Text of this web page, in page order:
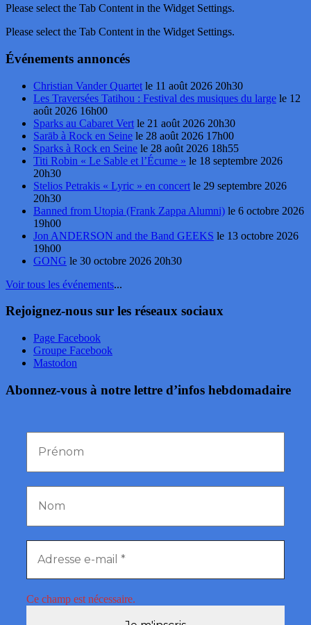
Please select the Tab Content in the Widget Settings.
Please select the Tab Content in the Widget Settings.
Événements annoncés
Christian Vander Quartet le 11 août 2026 20h30
Les Traversées Tatihou : Festival des musiques du large le 12
août 2026 16h00
Sparks au Cabaret Vert le 21 août 2026 20h30
Sarāb à Rock en Seine le 28 août 2026 17h00
Sparks à Rock en Seine le 28 août 2026 18h55
Titi Robin « Le Sable et l’Écume » le 18 septembre 2026
20h30
Stelios Petrakis « Lyric » en concert le 29 septembre 2026
20h30
Banned from Utopia (Frank Zappa Alumni) le 6 octobre 2026
19h00
Jon ANDERSON and the Band GEEKS le 13 octobre 2026
19h00
GONG le 30 octobre 2026 20h30
Voir tous les événements...
Rejoignez-nous sur les réseaux sociaux
Page Facebook
Groupe Facebook
Mastodon
Abonnez-vous à notre lettre d’infos hebdomadaire
Ce champ est nécessaire.